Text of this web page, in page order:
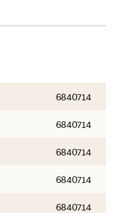
6840714
6840714
6840714
6840714
6840714